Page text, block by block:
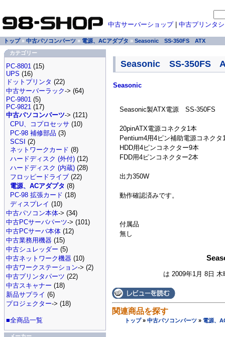
Seasonic SS-350FS
Seasonic
Seasonic製ATX電源 SS-350FS
20pinATX電源コネクタ1本
Pentium4用4ピン補助電源コネクタ
HDD用4ピンコネクター9本
FDD用4ピンコネクター2本
出力350W
動作確認済みです。
付属品
無し
は 2009年1月 8日 木
関連商品を探す
トップ» 中古パソコンパーツ » 電源、
中古サーバーショップ| 中古プリンタ
トップ» 中古パソコンパーツ » 電源、ACアダプタ » Seasonic SS-350FS ATX
カテゴリー
PC-8801 (15)
UPS (16)
ドットプリンタ (22)
中古サーバーラック-> (64)
PC-9801 (5)
PC-9821 (17)
中古パソコンパーツ-> (121)
CPU、コプロセッサ (10)
PC-98 補修部品 (3)
SCSI (2)
ネットワークカード (8)
ハードディスク (外付) (12)
ハードディスク (内蔵) (28)
フロッピードライブ (22)
電源、ACアダプタ (8)
PC-98 拡張カード (18)
ディスプレイ (10)
中古パソコン本体-> (34)
中古PCサーバパーツ-> (101)
中古PCサーバ本体 (12)
中古業務用機器 (15)
中古シュレッダー (5)
中古ネットワーク機器 (10)
中古ワークステーション-> (2)
中古プリンタパーツ (22)
中古スキャナー (18)
新品サプライ (6)
プロジェクター-> (18)
■全商品一覧